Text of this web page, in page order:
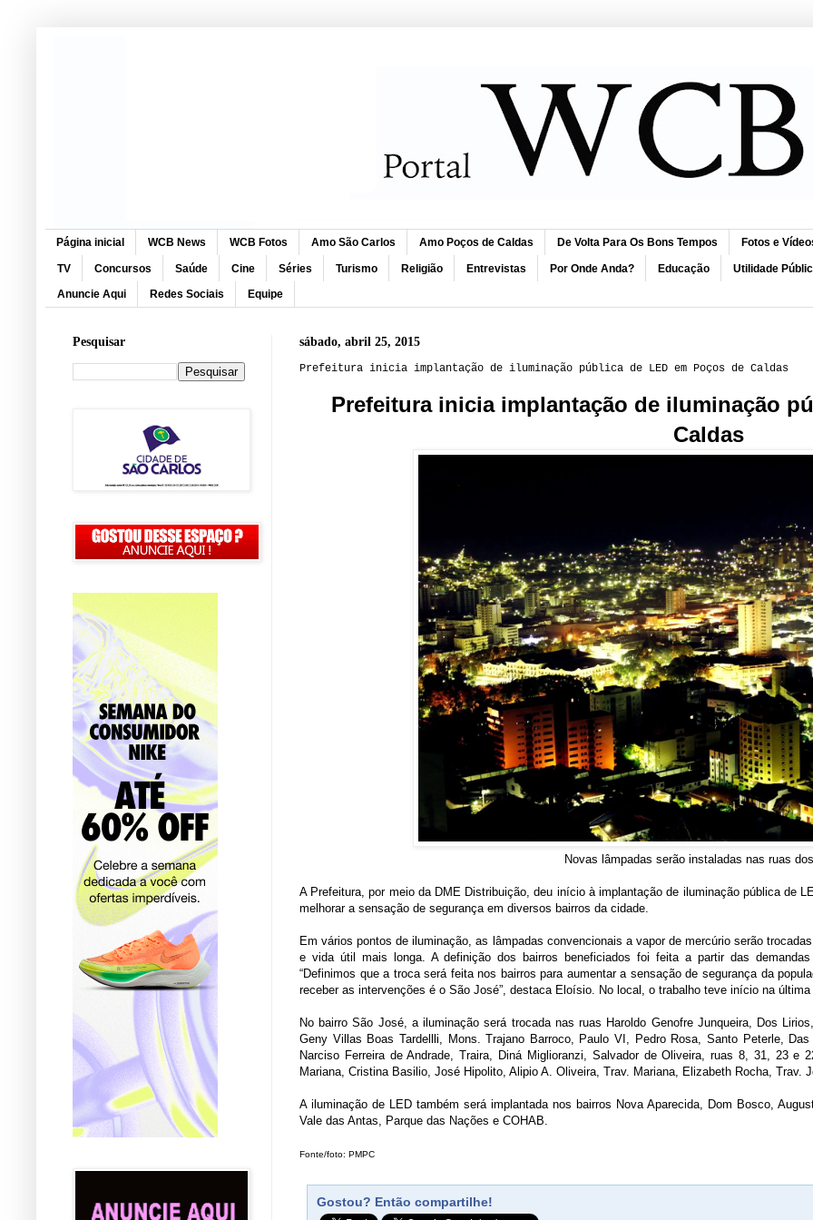
Página inicial WCB News WCB Fotos Amo São Carlos Amo Poços de Caldas De Volta Para Os Bons Tempos Fotos e
TV Concursos Saúde Cine Séries Turismo Religião Entrevistas Por Onde Anda? Educação Utilidade
Anuncie Aqui Redes Sociais Equipe
sábado, abril 25, 2015
Prefeitura inicia implantação de iluminação pública de LED em Poços de Caldas
Prefeitura inicia implantação de iluminação
Caldas
Novas lâmpadas serão instaladas nas ruas
A Prefeitura, por meio da DME Distribuição, deu início à implantação de iluminação pública de
melhorar a sensação de segurança em diversos bairros da cidade.
Em vários pontos de iluminação, as lâmpadas convencionais a vapor de mercúrio serão
e vida útil mais longa. A definição dos bairros beneficiados foi feita a partir das
“Definimos que a troca será feita nos bairros para aumentar a sensação de segurança da
receber as intervenções é o São José”, destaca Eloísio. No local, o trabalho teve início na última
No bairro São José, a iluminação será trocada nas ruas Haroldo Genofre Junqueira, Dos
Geny Villas Boas Tardellli, Mons. Trajano Barroco, Paulo VI, Pedro Rosa, Santo Peterle,
Narciso Ferreira de Andrade, Traira, Diná Miglioranzi, Salvador de Oliveira, ruas 8, 31, 23 e
Mariana, Cristina Basilio, José Hipolito, Alipio A. Oliveira, Trav. Mariana, Elizabeth Rocha, Trav.
A iluminação de LED também será implantada nos bairros Nova Aparecida, Dom Bosco,
Vale das Antas, Parque das Nações e COHAB.
Fonte/foto: PMPC
Gostou? Então compartilhe!
Pesquisar